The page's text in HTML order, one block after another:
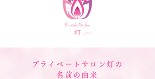
プライベートサロン灯 の
名前の由来